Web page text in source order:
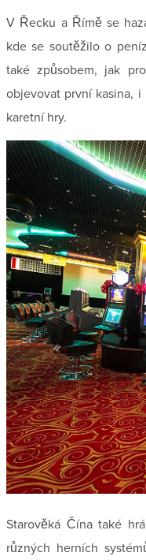
V Řecku a Římě se
kde se soutěžilo o
také způsobem, jak
objevovat první kasina,
karetní hry.
Starověká Čína také
různých herních